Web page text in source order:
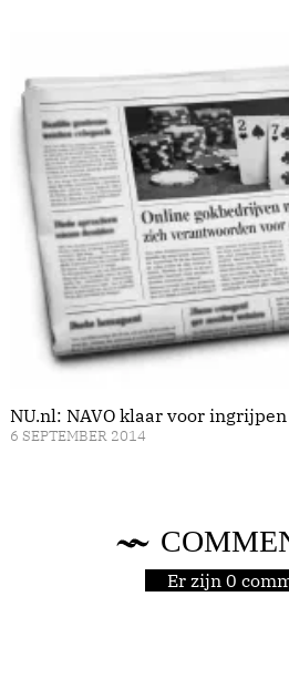
NU.nl: NAVO klaar voor
6 SEPTEMBER 2014
Er zijn 0